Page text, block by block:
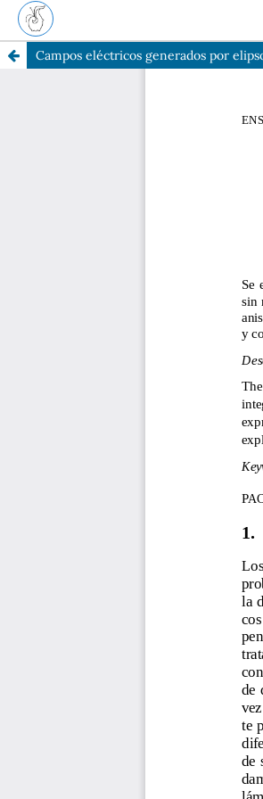
Campos eléctricos generados por